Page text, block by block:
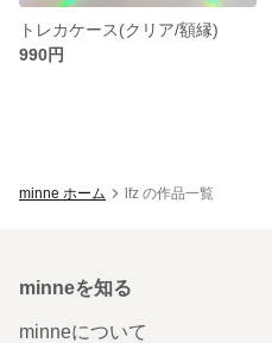
トレカケース(クリア/額縁)
990円
minne ホーム lfz の作品一覧
minneを知る
minneについて